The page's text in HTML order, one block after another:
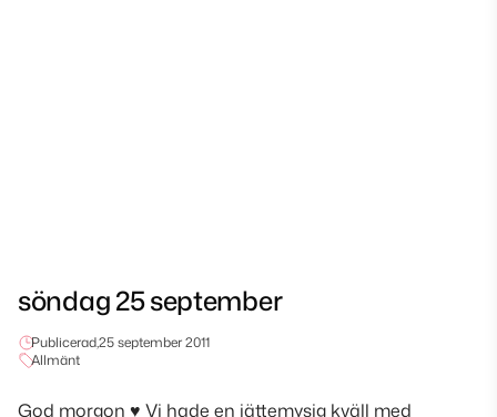
söndag 25 september
Publicerad,25 september 2011
Allmänt
God morgon ♥ Vi hade en jättemysig kväll med